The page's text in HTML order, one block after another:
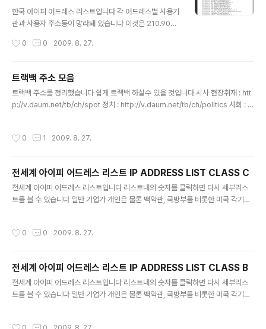
한국 아이피 어드레스 리스트입니다 각 어드레스별 사용기
관과 사용자 주소등이 망라돼 있습니다 이것은 210.90대
이피 어드레스 리스트를 올리겠습니다 IP LIST KOREA
0 0 2009. 8. 27.
트랙백 주소 모음
트랙백 주소를 정리했습니다 쉽게 트랙백 하실수 있을 것입니다 시사 현장취재 : htt
p://v.daum.net/tb/ch/spot 정치 : http://v.daum.net/tb/ch/politics 사회 : ht
dia 사는이야기 일상다반사 : http://v.daum.net/tb/ch/lifestory 취미 : http://v.
0 1 2009. 8. 27.
전세계 아이피 어드레스 리스트 IP ADDRESS LIST CLASS C
전세계 아이피 어드레스 리스트입니다 리스트내의 숫자를 클릭하면 다시 세부리스
트를 볼 수 있습니다 일반 기업가 개인은 물론 백악관, 국방부를 비롯한 미국 각기관
DDRESS LIST CLASS C IP ADDRESS LIST CLASS C -
0 0 2009. 8. 27.
전세계 아이피 어드레스 리스트 IP ADDRESS LIST CLASS B
전세계 아이피 어드레스 리스트입니다 리스트내의 숫자를 클릭하면 다시 세부리스
트를 볼 수 있습니다 일반 기업가 개인은 물론 백악관, 국방부를 비롯한 미국 각기관